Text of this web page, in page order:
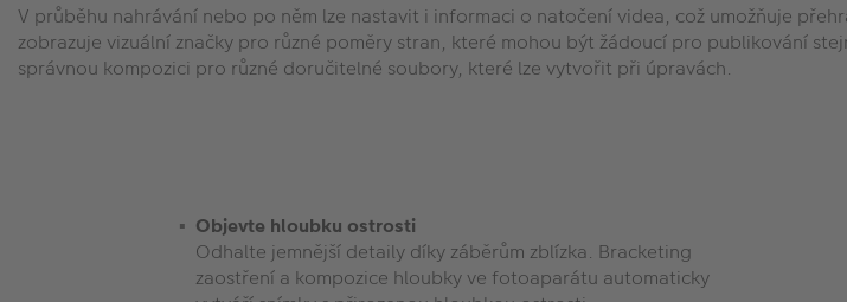
V průběhu nahrávání nebo po něm lze nastavit i informaci o natočení videa, což umožňuje
zobrazuje vizuální značky pro různé poměry stran, které mohou být žádoucí pro publikování
správnou kompozici pro různé doručitelné soubory, které lze vytvořit při úpravách.
Objevte hloubku ostrosti
Odhalte jemnější detaily díky záběrům zblízka. Bracketing
zaostření a kompozice hloubky ve fotoaparátu automaticky